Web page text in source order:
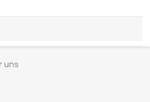
uns